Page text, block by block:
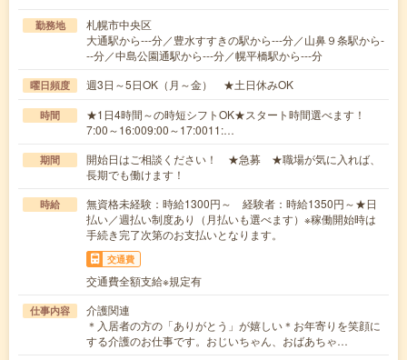
勤務地
札幌市中央区
大通駅から---分／豊水すすきの駅から---分／山鼻９条駅から-
--分／中島公園通駅から---分／幌平橋駅から---分
曜日頻度 週3日～5日OK（月～金） ★土日休みOK
時間
★1日4時間～の時短シフトOK★スタート時間選べます！
7:00～16:009:00～17:0011:…
期間
開始日はご相談ください！ ★急募 ★職場が気に入れば、
長期でも働けます！
時給
無資格未経験：時給1300円～ 経験者：時給1350円～★日
払い／週払い制度あり（月払いも選べます）※稼働開始時は
手続き完了次第のお支払いとなります。
交通費
交通費全額支給※規定有
仕事内容
介護関連
＊入居者の方の「ありがとう」が嬉しい＊お年寄りを笑顔に
する介護のお仕事です。おじいちゃん、おばあちゃ…